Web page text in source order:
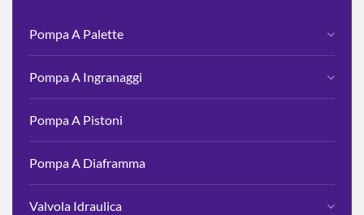
Pompa A Palette
Pompa A Ingranaggi
Pompa A Pistoni
Pompa A Diaframma
Valvola Idraulica